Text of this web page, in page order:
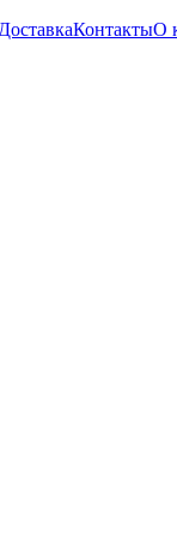
ДоставкаКонтактыО